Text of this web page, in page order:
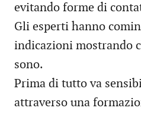
evitando forme di
Gli esperti hanno
indicazioni mostrando
sono.
Prima di tutto va
attraverso una